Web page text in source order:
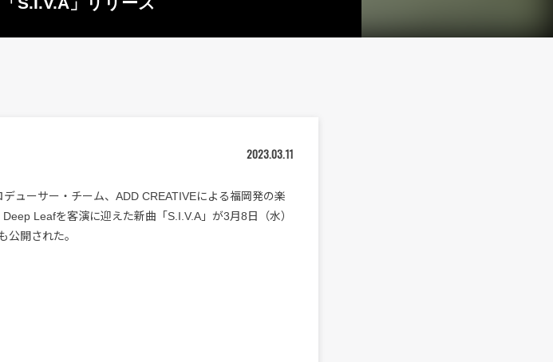
2023.03.11
ューサー・チーム、ADD CREATIVEによる福岡発の楽
Leafを客演に迎えた新曲「S.I.V.A」が3月8日（水）
公開された。